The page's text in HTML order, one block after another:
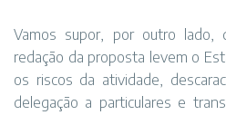
Vamos supor, por outro lado,
redação da proposta levem o
os riscos da atividade,
delegação a particulares e